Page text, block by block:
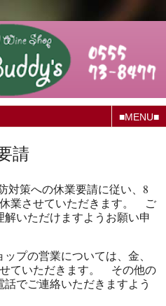
■MENU■
請
対策への休業要請に従い、8
休業させていただきます。 ご
いただけますようお願い申
プの営業については、金、
せていただきます。 その他の
でご連絡いただきますよう